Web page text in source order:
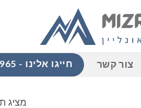
צור קשר חייגו אלינו - 058-765-9965
מציג